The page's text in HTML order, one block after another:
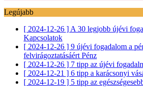
Legújabb
[ 2024-12-26 ] A 30 legjobb újévi
Kapcsolatok
[ 2024-12-26 ] 9 újévi fogadalom a
felvirágoztatásáért Pénz
[ 2024-12-26 ] 7 tipp az újévi
[ 2024-12-21 ] 6 tipp a karácsonyi
[ 2024-12-19 ] 5 tipp az